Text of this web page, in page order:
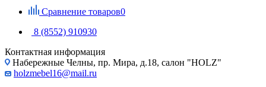
Сравнение товаров0
8 (8552) 910930
Контактная информация
Набережные Челны, пр. Мира, д.18, салон "HOLZ"
holzmebel16@mail.ru